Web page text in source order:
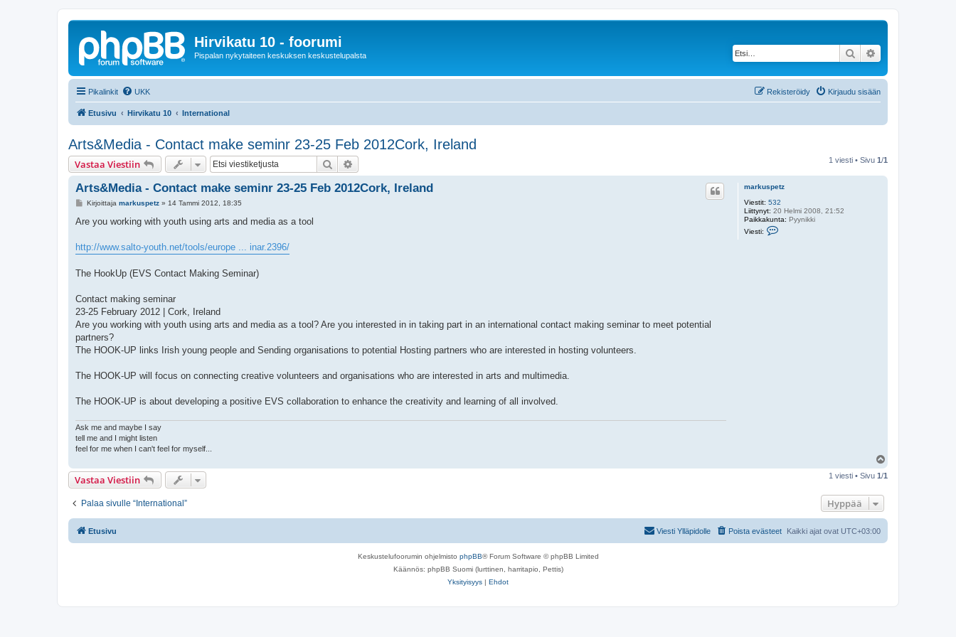
Hirvikatu 10 - foorumi
Pispalan nykytaiteen keskuksen keskustelupalsta Etsi
Pikalinkit UKK Kirjaudu sisään
Rekisteröidy
Etusivu Hirvikatu 10 International
Arts&Media - Contact make seminr 23-25 Feb 2012Cork, Ireland
Vastaa Viestiin Etsi 1 viesti • Sivu 1/1
markuspetz
Viestit: 532
Liittynyt: 20 Helmi 2008, 21:52
Paikkakunta: Pyynikki
Viesti:
Arts&Media - Contact make seminr 23-25 Feb 2012Cork, Ireland
V
e
i
Kirjoittaja markuspetz» 14 Tammi 2012, 18:35
Are you working with youth using arts and media as a tool
http://www.salto-youth.net/tools/europe ... inar.2396/
The HookUp (EVS Contact Making Seminar)
Contact making seminar
23-25 February 2012 | Cork, Ireland
Are you working with youth using arts and media as a tool? Are you interested in in taking part in an international contact making seminar to meet potential
partners?
The HOOK-UP links Irish young people and Sending organisations to potential Hosting partners who are interested in hosting volunteers.
The HOOK-UP will focus on connecting creative volunteers and organisations who are interested in arts and multimedia.
The HOOK-UP is about developing a positive EVS collaboration to enhance the creativity and learning of all involved.
Ask me and maybe I say
tell me and I might listen
feel for me when I can't feel for myself...
ö
Vastaa Viestiin 1 viesti • Sivu 1 /1
Palaa sivulle “International” Hyppää
Etusivu Kaikki ajat ovat UTC+03:00
Poista evästeet
Viesti Ylläpidolle
Keskustelufoorumin ohjelmisto phpBB® Forum Software © phpBB Limited
Käännös: phpBB Suomi (lurttinen, harritapio, Pettis)
Yksityisyys | Ehdot